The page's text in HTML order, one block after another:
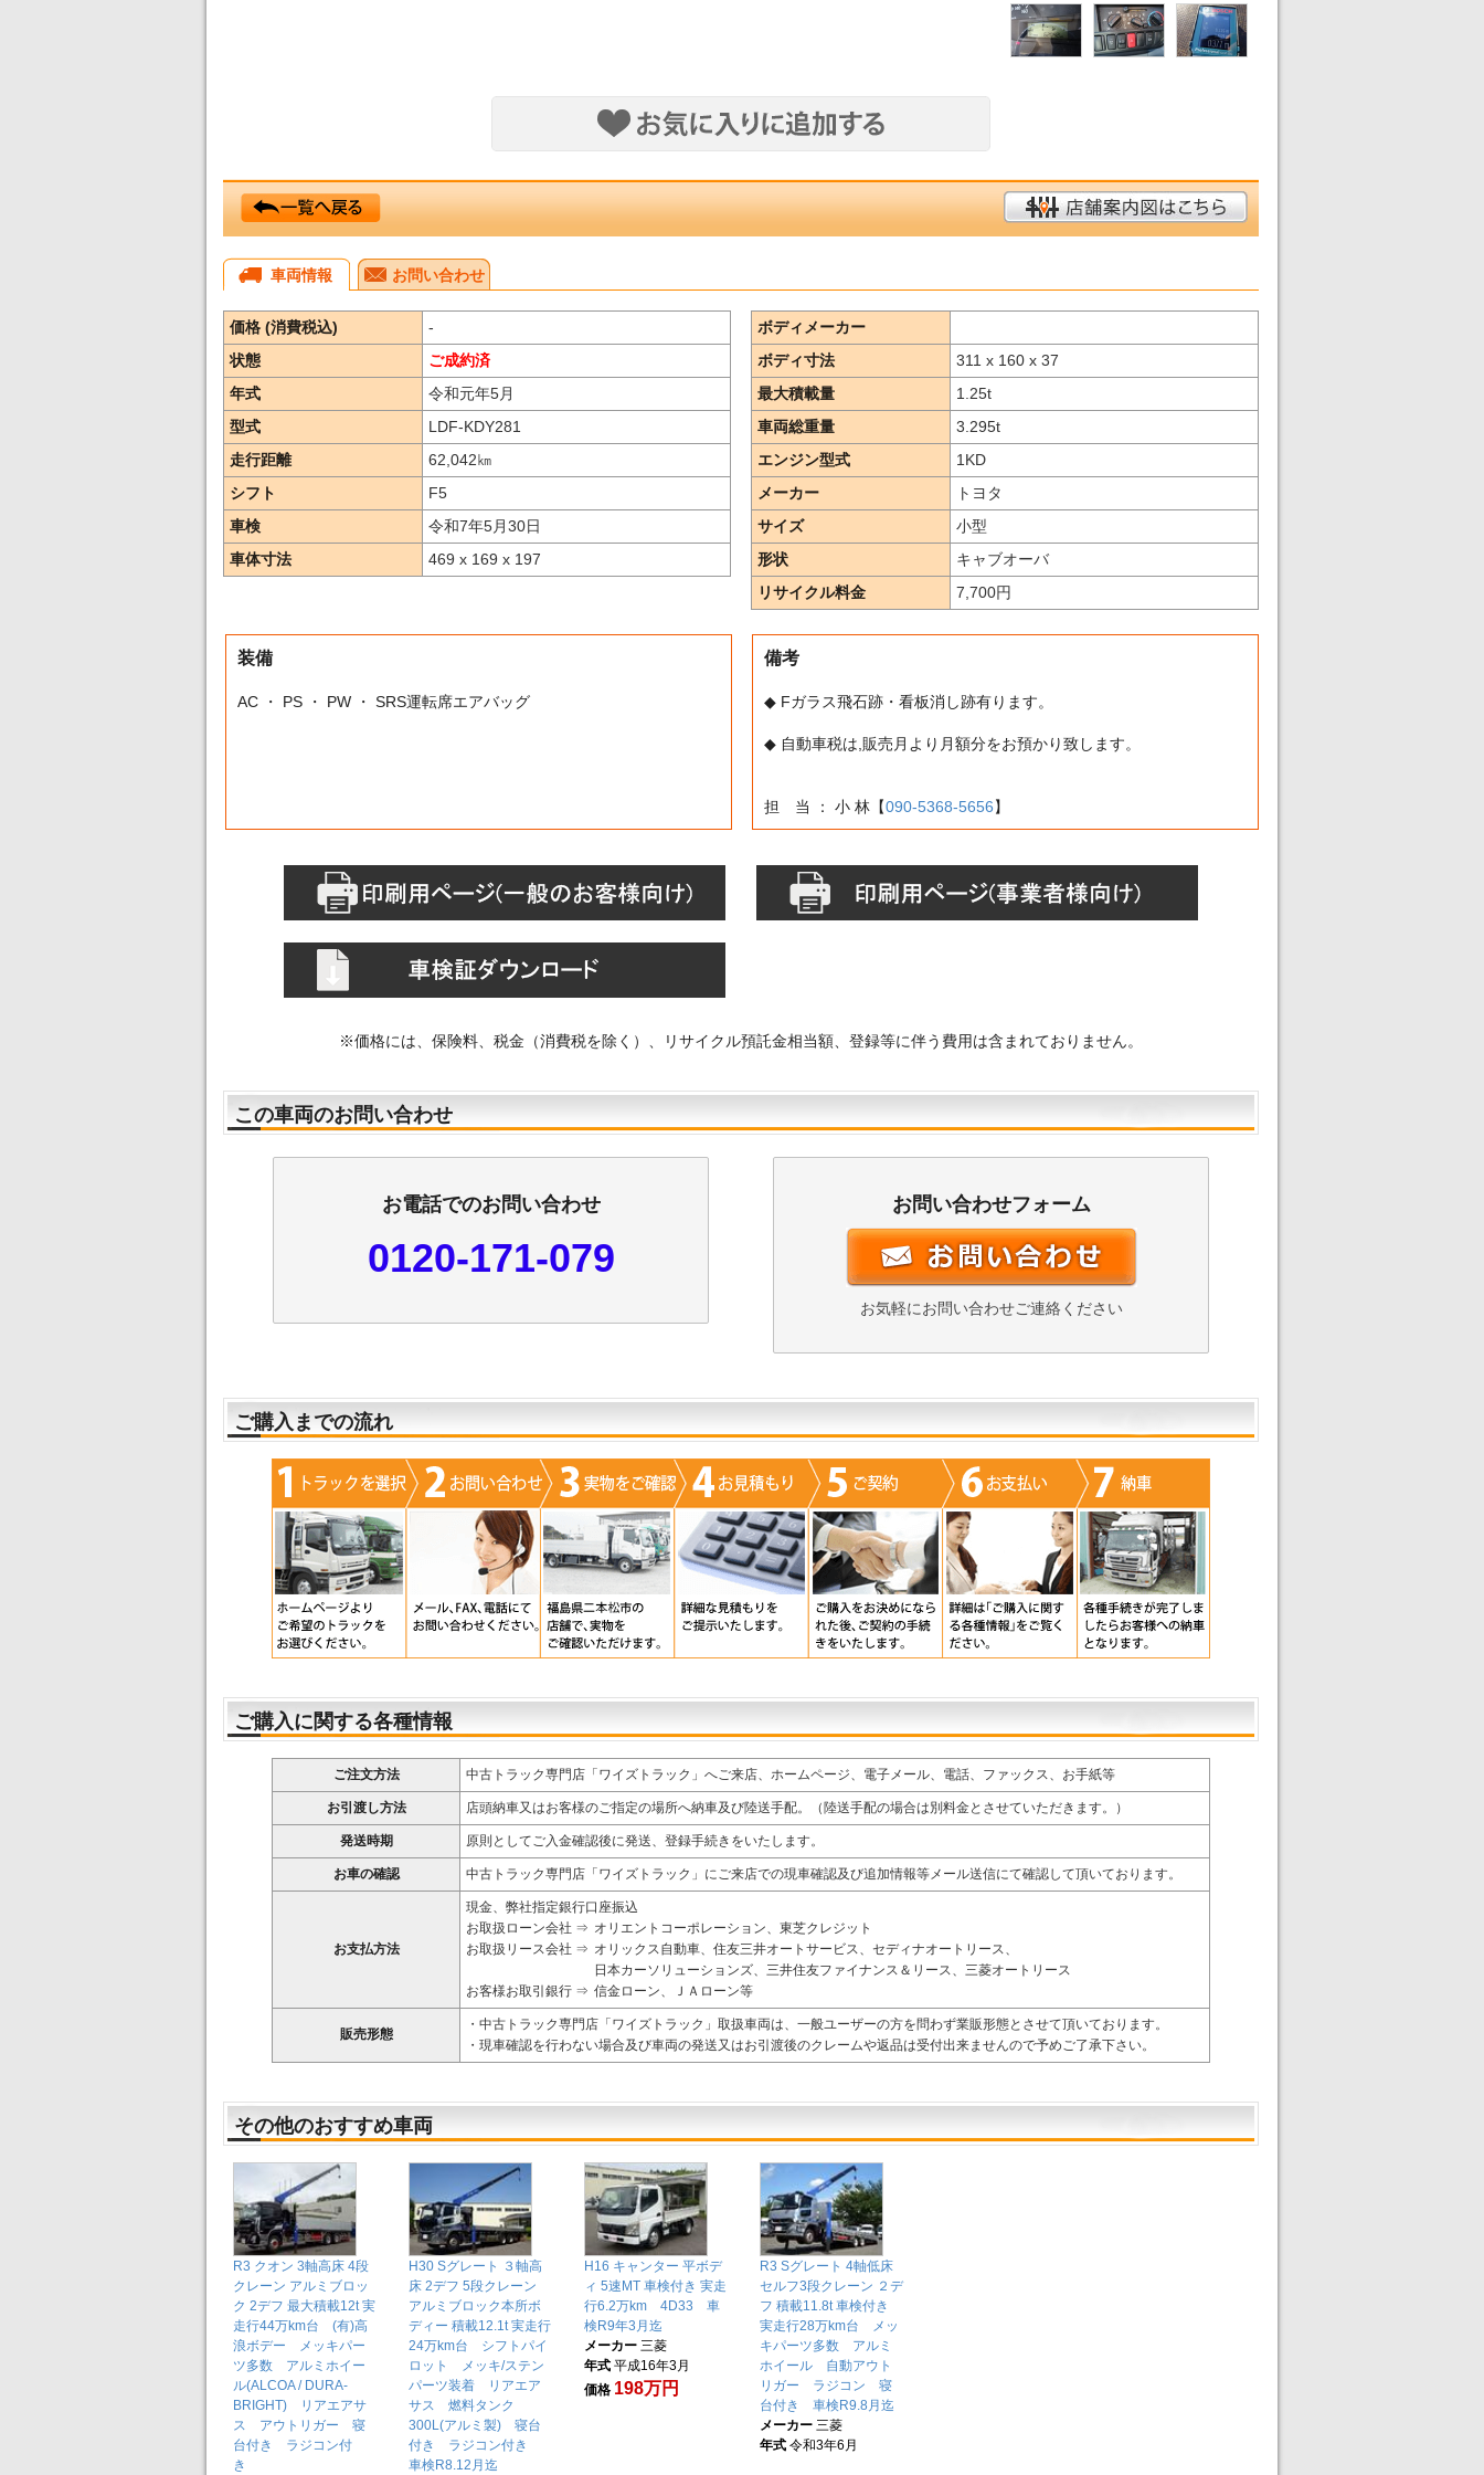
車両情報 お問い合わせ
価格 (消費税込)
-
状態
ご成約済
年式
令和元年5月
型式
LDF-KDY281
走行距離
62,042㎞
シフト
F5
車検
令和7年5月30日
車体寸法
469 x 169 x 197
ボディメーカー
ボディ寸法
311 x 160 x 37
最大積載量
1.25t
車両総重量
3.295t
エンジン型式
1KD
メーカー
トヨタ
サイズ
小型
形状
キャブオーバ
リサイクル料金
7,700円
装備
AC ・ PS ・ PW ・ SRS運転席エアバッグ
備考
◆ Fガラス飛石跡・看板消し跡有ります。
◆ 自動車税は,販売月より月額分をお預かり致します。
担 当 ： 小 林【090-5368-5656】
※価格には、保険料、税金（消費税を除く）、リサイクル預託金相当額、登録等に伴う費用は含まれておりません。
この車両のお問い合わせ
お電話でのお問い合わせ
0120-171-079
お問い合わせフォーム
お気軽にお問い合わせご連絡ください
ご購入までの流れ
ご購入に関する各種情報
ご注文方法 中古トラック専門店「ワイズトラック」へご来店、ホームページ、電子メール、電話、ファックス、お手紙等
お引渡し方法 店頭納車又はお客様のご指定の場所へ納車及び陸送手配。（陸送手配の場合は別料金とさせていただきます。）
発送時期 原則としてご入金確認後に発送、登録手続きをいたします。
お車の確認 中古トラック専門店「ワイズトラック」にご来店での現車確認及び追加情報等メール送信にて確認して頂いております。
お支払方法
現金、弊社指定銀行口座振込
お取扱ローン会社 ⇒ オリエントコーポレーション、東芝クレジット
お取扱リース会社 ⇒ オリックス自動車、住友三井オートサービス、セディナオートリース、
日本カーソリューションズ、三井住友ファイナンス＆リース、三菱オートリース
お客様お取引銀行 ⇒ 信金ローン、ＪＡローン等
販売形態
・中古トラック専門店「ワイズトラック」取扱車両は、一般ユーザーの方を問わず業販形態とさせて頂いております。
・現車確認を行わない場合及び車両の発送又はお引渡後のクレームや返品は受付出来ませんので予めご了承下さい。
その他のおすすめ車両
R3 クオン 3軸高床 4段
クレーン アルミブロッ
ク 2デフ 最大積載12t 実
走行44万km台 (有)高
浪ボデー メッキパー
ツ多数 アルミホイー
ル(ALCOA / DURA-
BRIGHT) リアエアサ
ス アウトリガー 寝
台付き ラジコン付
き
H30 Sグレート ３軸高
床 2デフ 5段クレーン
アルミブロック本所ボ
ディー 積載12.1t 実走行
24万km台 シフトパイ
ロット メッキ/ステン
パーツ装着 リアエア
サス 燃料タンク
300L(アルミ製) 寝台
付き ラジコン付き
車検R8.12月迄
H16 キャンター 平ボデ
ィ 5速MT 車検付き 実走
行6.2万km 4D33 車
検R9年3月迄
メーカー 三菱
年式 平成16年3月
価格 198万円
R3 Sグレート 4軸低床
セルフ3段クレーン ２デ
フ 積載11.8t 車検付き
実走行28万km台 メッ
キパーツ多数 アルミ
ホイール 自動アウト
リガー ラジコン 寝
台付き 車検R9.8月迄
メーカー 三菱
年式 令和3年6月